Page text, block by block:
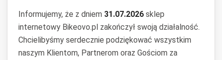
Informujemy, że z dniem 31.07.2026 sklep
internetowy Bikeovo.pl zakończył swoją działalność.
Chcielibyśmy serdecznie podziękować wszystkim
naszym Klientom, Partnerom oraz Gościom za